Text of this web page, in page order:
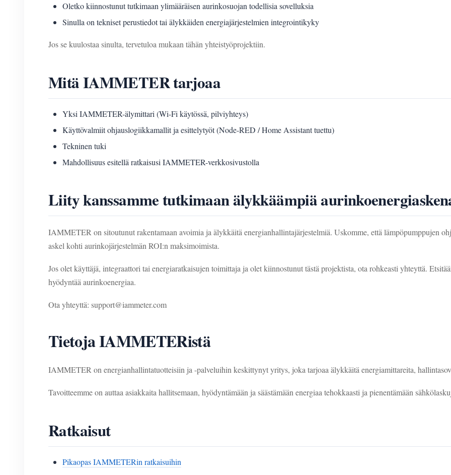
Oletko kiinnostunut tutkimaan ylimääräisen aurinkosuojan todellisia sovelluksia
Sinulla on tekniset perustiedot tai älykkäiden energiajärjestelmien integrointikyky
Jos se kuulostaa sinulta, tervetuloa mukaan tähän yhteistyöprojektiin.
Mitä IAMMETER tarjoaa
Yksi IAMMETER-älymittari (Wi-Fi käytössä, pilviyhteys)
Käyttövalmiit ohjauslogiikkamallit ja esittelytyöt (Node-RED / Home Assistant tuettu)
Tekninen tuki
Mahdollisuus esitellä ratkaisusi IAMMETER-verkkosivustolla
Liity kanssamme tutkimaan älykkäämpiä
IAMMETER on sitoutunut rakentamaan avoimia ja älykkäitä energianhallintajärjestelmiä. Uskomme, että lämpöpumppujen
askel kohti aurinkojärjestelmän ROI:n maksimoimista.
Jos olet käyttäjä, integraattori tai energiaratkaisujen toimittaja ja olet kiinnostunut tästä projektista, ota rohkeasti yhteyttä.
hyödyntää aurinkoenergiaa.
Ota yhteyttä: support@iammeter.com
Tietoja IAMMETERistä
IAMMETER on energianhallintatuotteisiin ja -palveluihin keskittynyt yritys, joka tarjoaa älykkäitä energiamittareita,
Tavoitteemme on auttaa asiakkaita hallitsemaan, hyödyntämään ja säästämään energiaa tehokkaasti ja pienentämään
Ratkaisut
Pikaopas IAMMETERin ratkaisuihin